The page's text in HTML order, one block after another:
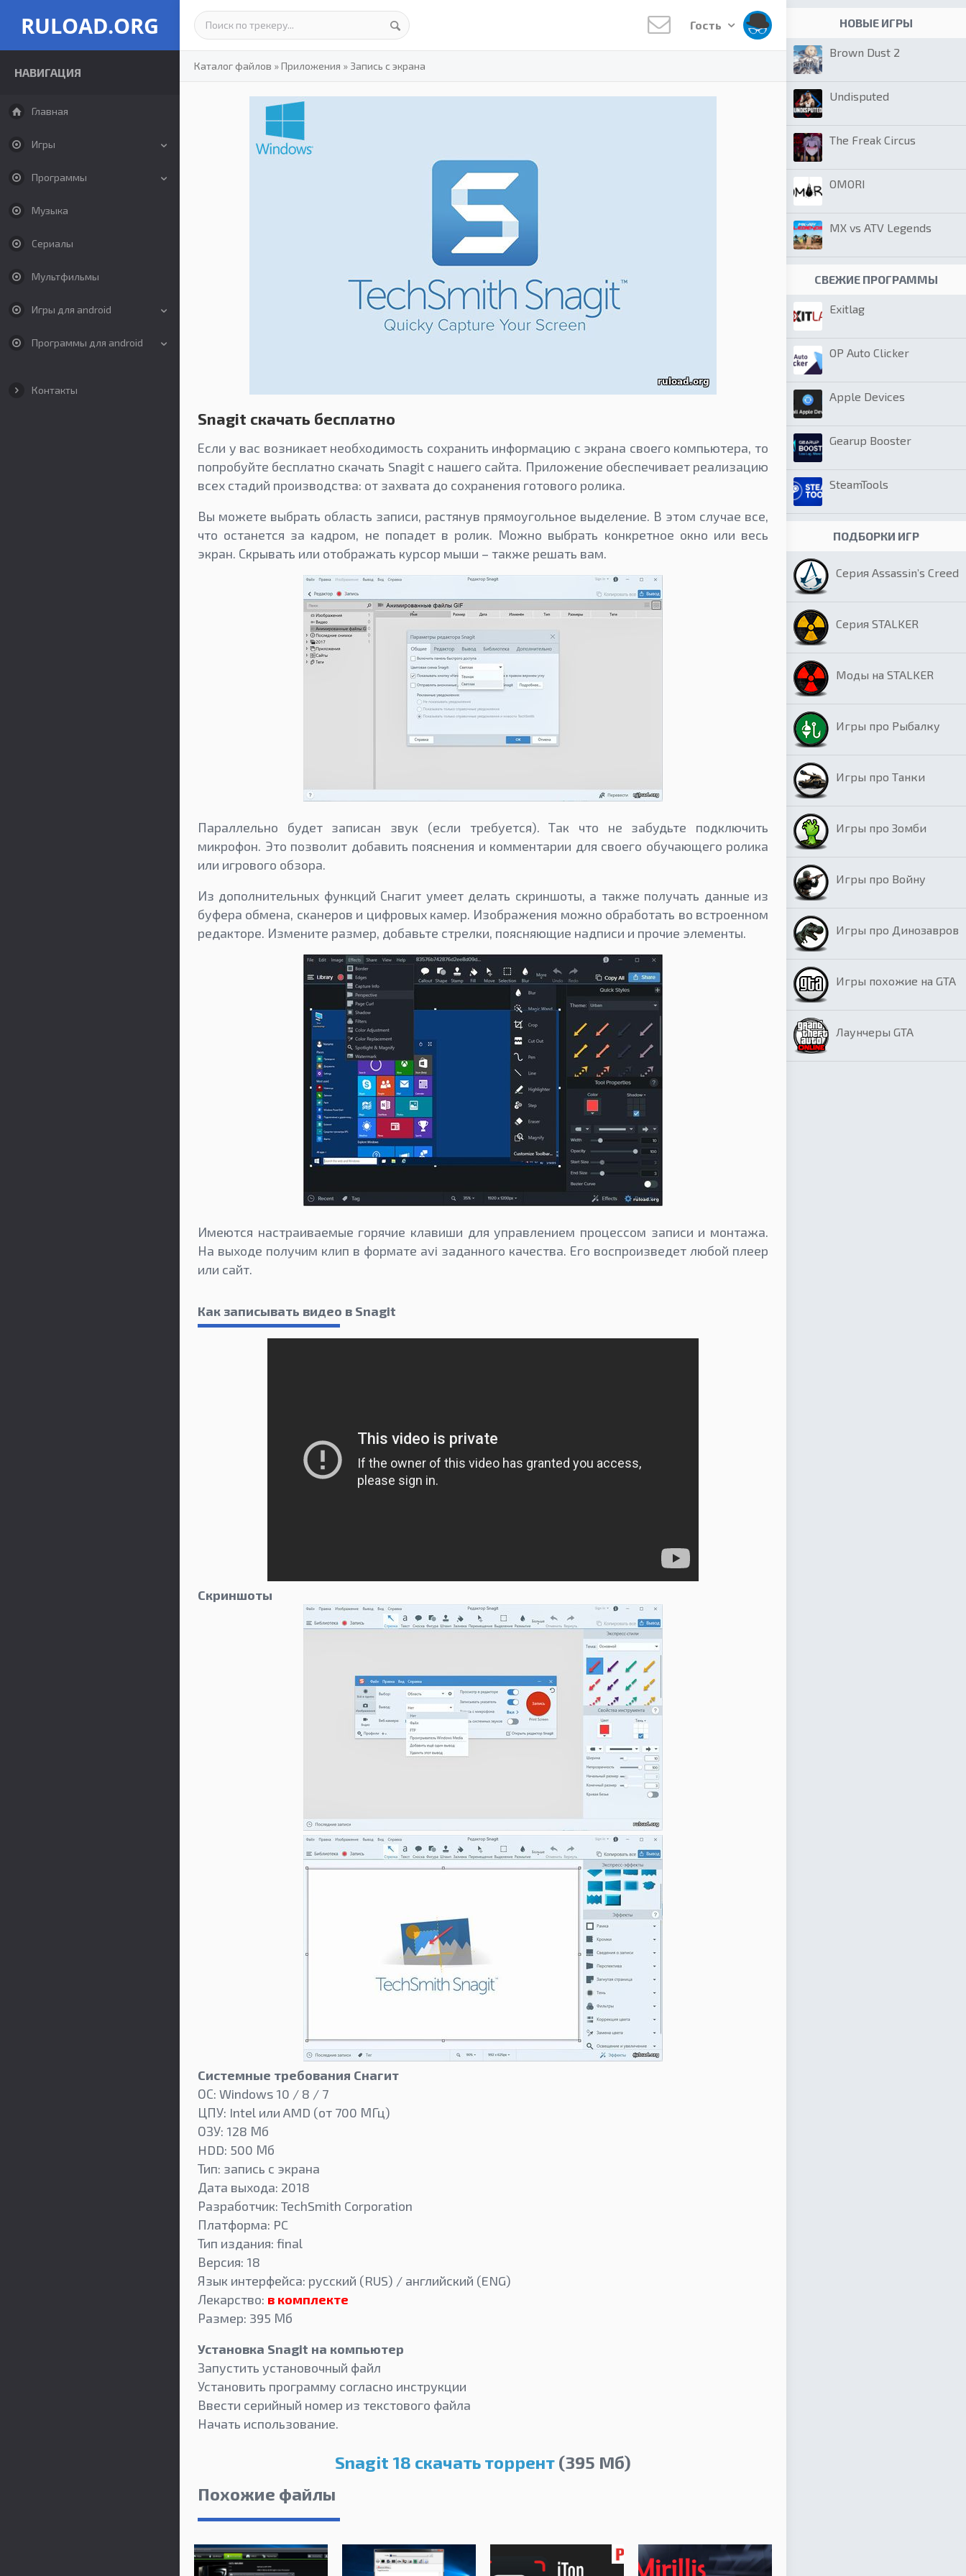
RULOAD.ORG
НАВИГАЦИЯ
Главная
Игры
Программы
Музыка
Сериалы
Мультфильмы
Игры для android
Программы для android
Контакты
Гость
Каталог файлов »Приложения » Запись с экрана
Snagit скачать бесплатно
Если у вас возникает необходимость сохранить информацию с экрана своего компьютера, то
попробуйте бесплатно скачать Snagit с нашего сайта. Приложение обеспечивает реализацию
всех стадий производства: от захвата до сохранения готового ролика.
Вы можете выбрать область записи, растянув прямоугольное выделение. В этом случае все,
что останется за кадром, не попадет в ролик. Можно выбрать конкретное окно или весь
экран. Скрывать или отображать курсор мыши – также решать вам.
Параллельно будет записан звук (если требуется). Так что не забудьте подключить
микрофон. Это позволит добавить пояснения и комментарии для своего обучающего ролика
или игрового обзора.
Из дополнительных функций Снагит умеет делать скриншоты, а также получать данные из
буфера обмена, сканеров и цифровых камер. Изображения можно обработать во встроенном
редакторе. Измените размер, добавьте стрелки, поясняющие надписи и прочие элементы.
Имеются настраиваемые горячие клавиши для управлением процессом записи и монтажа.
На выходе получим клип в формате avi заданного качества. Его воспроизведет любой плеер
или сайт.
Как записывать видео в Snagit
Скриншоты
Системные требования Снагит
ОС: Windows 10 / 8 / 7
ЦПУ: Intel или AMD (от 700 МГц)
ОЗУ: 128 Мб
HDD: 500 Мб
Тип: запись с экрана
Дата выхода: 2018
Разработчик: TechSmith Corporation
Платформа: PC
Тип издания: final
Версия: 18
Язык интерфейса: русский (RUS) / английский (ENG)
Лекарство: в комплекте
Размер: 395 Мб
Установка Snagit на компьютер
Запустить установочный файл
Установить программу согласно инструкции
Ввести серийный номер из текстового файла
Начать использование.
Snagit 18 скачать торрент (395 Мб)
Похожие файлы
НОВЫЕ ИГРЫ
Brown Dust 2
Undisputed
The Freak Circus
OMORI
MX vs ATV Legends
СВЕЖИЕ ПРОГРАММЫ
Exitlag
OP Auto Clicker
Apple Devices
Gearup Booster
SteamTools
ПОДБОРКИ ИГР
Серия Assassin’s Creed
Серия STALKER
Моды на STALKER
Игры про Рыбалку
Игры про Танки
Игры про Зомби
Игры про Войну
Игры про Динозавров
Игры похожие на GTA
Лаунчеры GTA